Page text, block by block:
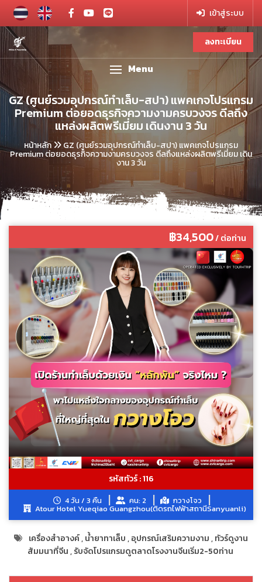
เข้าสู่ระบบ
ลงทะเบียน
Menu
GZ (ศูนย์รวมอุปกรณ์ทำเล็บ-สปา) แพคเกจโปรแกรม
Premium ต่อยอดธุรกิจความงามครบวงจร ดีลถึง
แหล่งผลิตพรีเมี่ยม เดินงาน 3 วัน
หน้าหลัก GZ (ศูนย์รวมอุปกรณ์ทำเล็บ-สปา) แพคเกจโปรแกรม
Premium ต่อยอดธุรกิจความงามครบวงจร ดีลถึงแหล่งผลิตพรีเมี่ยม เดิน
งาน 3 วัน
฿34,500/ ต่อท่าน
รหัสทัวร์ : 116
4 วัน / 3 คืน คน: 2 กวางโจว
Atour Hotel Yueqiao Guangzhou(ติดรถไฟฟ้าสถานีSanyuanli)
เครื่องสำอางค์,น้ำยาทาเล็บ,อุปกรณ์เสริมความงาม,ทัวร์ดูงาน
สัมมนาที่จีน, รับจัดโปรแกรมดูตลาดโรงงานจีนเริ่ม2-50ท่าน